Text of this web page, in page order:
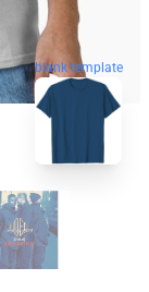
blank template